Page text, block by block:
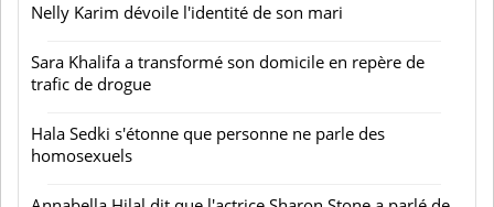
Nelly Karim dévoile l'identité de son mari
Sara Khalifa a transformé son domicile en repère de
trafic de drogue
Hala Sedki s'étonne que personne ne parle des
homosexuels